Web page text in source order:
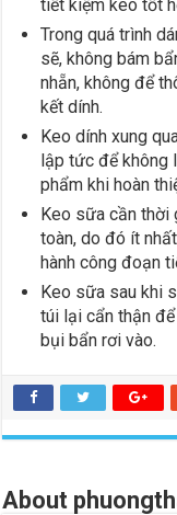
tiết kiệm keo tốt
Trong quá trình
sẽ, không bám
nhẵn, không để
kết dính.
Keo dính xung
lập tức để không
phẩm khi hoàn
Keo sữa cần thời
toàn, do đó ít
hành công đoạn
Keo sữa sau khi
túi lại cẩn thận
bụi bẩn rơi vào.
About